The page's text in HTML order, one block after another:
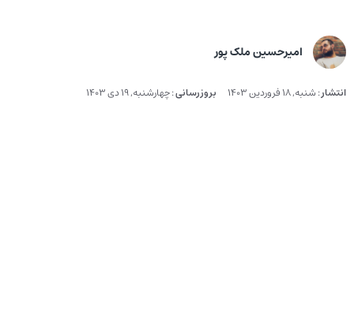
امیرحسین ملک پور
انتشار:شنبه, 18 فروردین 1403 بروزرسانی:چهارشنبه, 19 دی 1403